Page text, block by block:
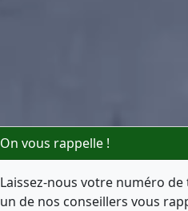
On vous rappelle !
Laissez-nous votre numéro de
un de nos conseillers vous